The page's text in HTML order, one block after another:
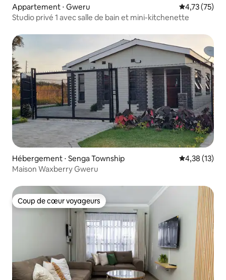
Appartement ⋅ Gweru Évaluation
4,73 (75)
Studio privé 1 avec salle de bain et mini-kitchenette
Hébergement ⋅ Senga Township Évaluation
4,38 (13)
Maison Waxberry Gweru
Coup de cœur voyageurs
Coup de cœur voyageurs